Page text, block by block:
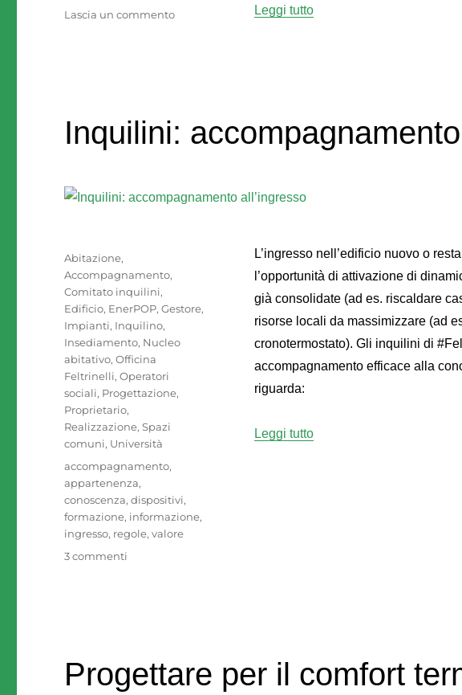
Leggi tutto“Cronotemostato:
Lascia un commentosu
Inquilini:
L’ingresso nell’edificio nuovo o
l’opportunità di attivazione di
già consolidate (ad es. riscaldare
risorse locali da massimizzare (ad
cronotermostato). Gli inquilini di
accompagnamento efficace alla
riguarda:
Leggi tutto“Inquilini:
Autore
Pubblicato
il
Categorie
Abitazione,
Accompagnamento,
Comitato inquilini,
Edificio, EnerPOP,Gestore,
Impianti, Inquilino,
Insediamento, Nucleo
abitativo,Officina
Feltrinelli,Operatori
sociali, Progettazione,
Proprietario,
Realizzazione,Spazi
comuni, Università
Tag
accompagnamento,
appartenenza,
conoscenza,dispositivi,
formazione, informazione,
ingresso, regole,valore
3 commenti
Progettare per il comfort